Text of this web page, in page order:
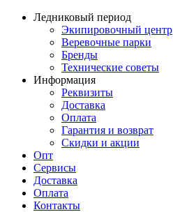
Ледниковый период
Экипировочный центр
Веревочные парки
Бренды
Технические советы
Информация
Реквизиты
Доставка
Оплата
Гарантия и возврат
Скидки и акции
Опт
Сервисы
Доставка
Оплата
Контакты